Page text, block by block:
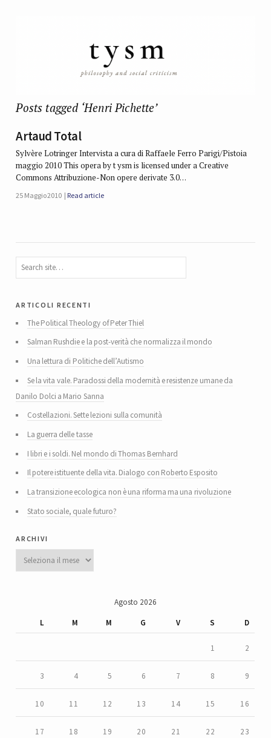
Posts tagged ‘Henri Pichette’
Artaud Total
Sylvère Lotringer Intervista a cura di Raffaele Ferro Parigi/Pistoia
maggio 2010 This opera by t ysm is licensed under a Creative
Commons Attribuzione-Non opere derivate 3.0…
25 Maggio 2010 Read article
articoli recenti
The Political Theology of Peter Thiel
Salman Rushdie e la post-verità che normalizza il mondo
Una lettura di Politiche dell’Autismo
Se la vita vale. Paradossi della modernità e resistenze umane da
Danilo Dolci a Mario Sanna
Costellazioni. Sette lezioni sulla comunità
La guerra delle tasse
I libri e i soldi. Nel mondo di Thomas Bernhard
Il potere istituente della vita. Dialogo con Roberto Esposito
La transizione ecologica non è una riforma ma una rivoluzione
Stato sociale, quale futuro?
archivi
Archivi
Agosto 2026
L
M M G V S D
1 2
3 4 5 6 7 8 9
10 11 12 13 14 15 16
17 18 19 20 21 22 23